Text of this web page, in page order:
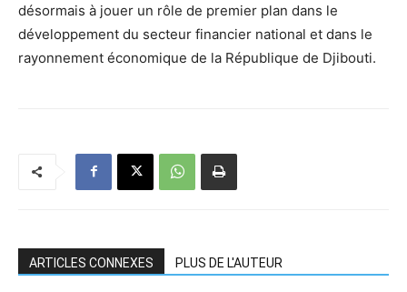
désormais à jouer un rôle de premier plan dans le
développement du secteur financier national et dans le
rayonnement économique de la République de Djibouti.
ARTICLES CONNEXES PLUS DE L'AUTEUR